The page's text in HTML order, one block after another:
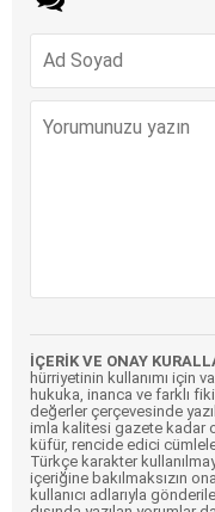
İÇERİK VE ONAY
hürriyetinin kullanımı için
hukuka, inanca ve farklı
değerler çerçevesinde
imla kalitesi gazete kadar
küfür, rencide edici
Türkçe karakter
içeriğine bakılmaksızın
kullanıcı adlarıyla